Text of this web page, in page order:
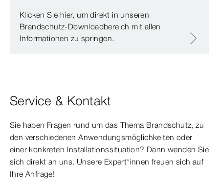
Klicken Sie hier, um direkt in unseren
Brandschutz-Downloadbereich mit allen
Informationen zu springen.
Service & Kontakt
Sie haben Fragen rund um das Thema Brandschutz, zu
den verschiedenen Anwendungsmöglichkeiten oder
einer konkreten Installationssituation? Dann wenden Sie
sich direkt an uns. Unsere Expert*innen freuen sich auf
Ihre Anfrage!